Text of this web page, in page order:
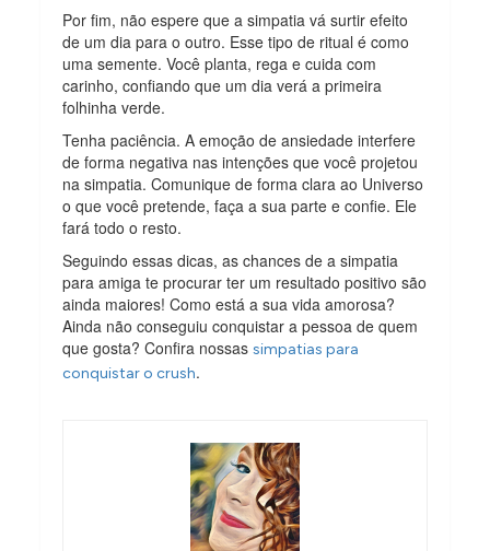
Por fim, não espere que a simpatia vá surtir efeito
de um dia para o outro. Esse tipo de ritual é como
uma semente. Você planta, rega e cuida com
carinho, confiando que um dia verá a primeira
folhinha verde.
Tenha paciência. A emoção de ansiedade interfere
de forma negativa nas intenções que você projetou
na simpatia. Comunique de forma clara ao Universo
o que você pretende, faça a sua parte e confie. Ele
fará todo o resto.
Seguindo essas dicas, as chances de a simpatia
para amiga te procurar ter um resultado positivo são
ainda maiores! Como está a sua vida amorosa?
Ainda não conseguiu conquistar a pessoa de quem
que gosta? Confira nossassimpatias para
conquistar o crush.